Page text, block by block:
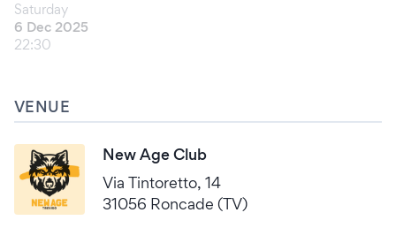
Saturday
6 Dec 2025
22:30
VENUE
New Age Club
Via Tintoretto, 14
31056 Roncade (TV)